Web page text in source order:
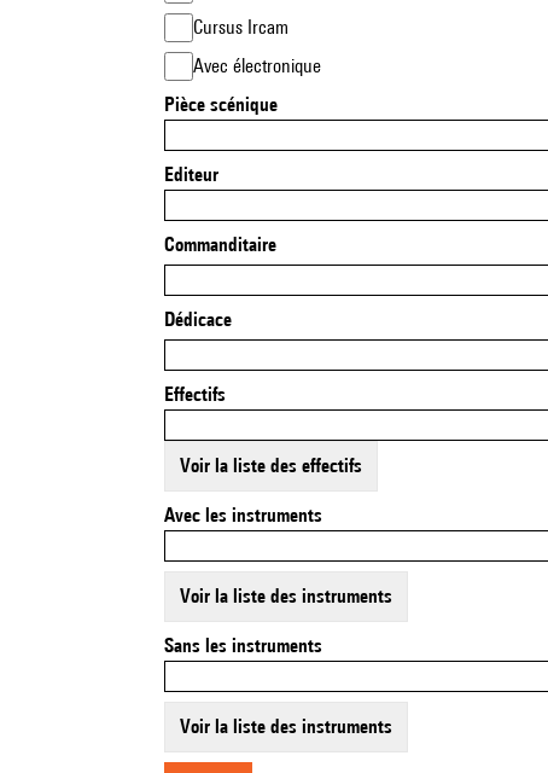
Cursus Ircam
Avec électronique
Pièce scénique
Editeur
Commanditaire
Dédicace
Effectifs
Voir la liste des effectifs
Avec les instruments
Voir la liste des instruments
Sans les instruments
Voir la liste des instruments